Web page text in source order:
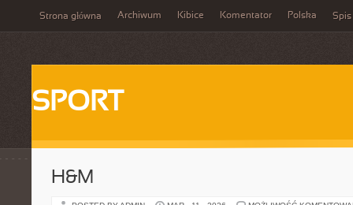
Strona główna Archiwum Kibice Komentator Polska Spis
SPORT
H&M